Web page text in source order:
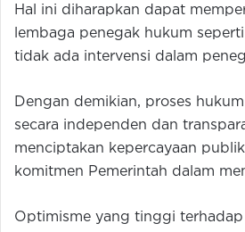
Hal ini diharapkan dapat
lembaga penegak hukum
tidak ada intervensi dalam
Dengan demikian, proses
secara independen dan
menciptakan kepercayaan
komitmen Pemerintah dalam
Optimisme yang tinggi